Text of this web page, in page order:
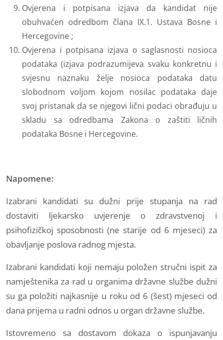
Ovjerena i potpisana izjava da kandidat nije
obuhvaćen odredbom člana IX.1. Ustava Bosne i
Hercegovine ;
Ovjerena i potpisana izjava o saglasnosti nosioca
podataka (izjava podrazumijeva svaku konkretnu i
svjesnu naznaku želje nosioca podataka datu
slobodnom voljom kojom nosilac podataka daje
svoj pristanak da se njegovi lični podaci obrađuju u
skladu sa odredbama Zakona o zaštiti ličnih
podataka Bosne i Hercegovine.
Napomene:
Izabrani kandidati su dužni prije stupanja na rad
dostaviti ljekarsko uvjerenje o zdravstvenoj i
psihofizičkoj sposobnosti (ne starije od 6 mjeseci) za
obavljanje poslova radnog mjesta.
Izabrani kandidati koji nemaju položen stručni ispit za
namještenika za rad u organima državne službe dužni
su ga položiti najkasnije u roku od 6 (šest) mjeseci od
dana prijema u radni odnos u organ državne službe.
Istovremeno sa dostavom dokaza o ispunjavanju